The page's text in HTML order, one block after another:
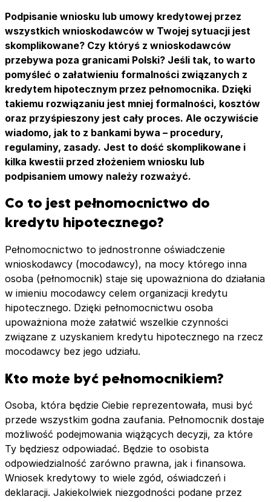
Ile odpisów pełnomocnictwa trzeba pobrać?
Kiedy warto załatwiać kredyt hipoteczny przez
pełnomocnika?
Podpisanie pełnomocnictwa poza terenem Polski
Ryzyka organizacji kredytu przez pełnomocnika
Podpisanie wniosku lub umowy kredytowej przez
wszystkich wnioskodawców w Twojej sytuacji jest
skomplikowane? Czy któryś z wnioskodawców
przebywa poza granicami Polski? Jeśli tak, to warto
pomyśleć o załatwieniu formalności związanych z
kredytem hipotecznym przez pełnomocnika. Dzięki
takiemu rozwiązaniu jest mniej formalności, kosztów
oraz przyśpieszony jest cały proces. Ale oczywiście
wiadomo, jak to z bankami bywa – procedury,
regulaminy, zasady. Jest to dość skomplikowane i
kilka kwestii przed złożeniem wniosku lub
podpisaniem umowy należy rozważyć.
Co to jest pełnomocnictwo do
kredytu hipotecznego?
Pełnomocnictwo to jednostronne oświadczenie
wnioskodawcy (mocodawcy), na mocy którego inna
osoba (pełnomocnik) staje się upoważniona do działania
w imieniu mocodawcy celem organizacji kredytu
hipotecznego. Dzięki pełnomocnictwu osoba
upoważniona może załatwić wszelkie czynności
związane z uzyskaniem kredytu hipotecznego na rzecz
mocodawcy bez jego udziału.
Kto może być pełnomocnikiem?
Osoba, która będzie Ciebie reprezentowała, musi być
przede wszystkim godna zaufania. Pełnomocnik dostaje
możliwość podejmowania wiążących decyzji, za które
Ty będziesz odpowiadać. Będzie to osobista
odpowiedzialność zarówno prawna, jak i finansowa.
Wniosek kredytowy to wiele zgód, oświadczeń i
deklaracji. Jakiekolwiek niezgodności podane przez